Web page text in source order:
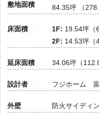
敷地面積 84.35坪 （
床面積 1F: 19.54坪（
2F: 14.53坪（
延床面積 34.06坪（
設計者 フジホーム
外壁 防火サイディ